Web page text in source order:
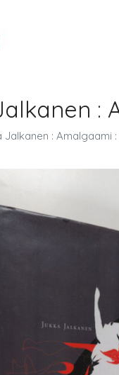
:
Jalkanen : Amalgaami